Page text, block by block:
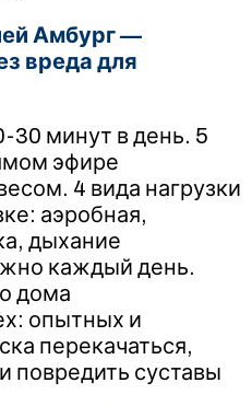
Амбург —
вреда для
30 минут в день. 5
эфире
4 вида нагрузки
аэробная,
дыхание
каждый день.
дома
опытных и
перекачаться,
повредить суставы